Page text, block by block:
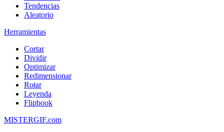
Tendencias
Aleatorio
Herramientas
Cortar
Dividir
Optimizar
Redimensionar
Rotar
Leyenda
Flipbook
MISTERGIF.com